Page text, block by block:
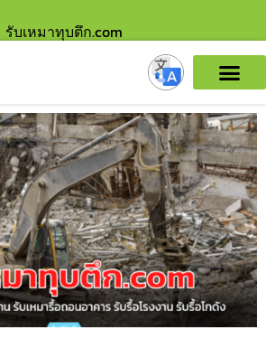
รับเหมาทุบตึก.com